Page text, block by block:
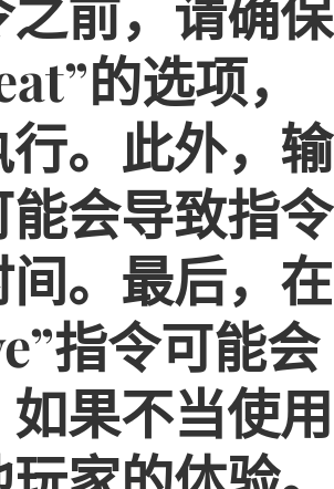
的选项，
。此外，输
会导致指令
。最后，在
指令可能会
果不当使用